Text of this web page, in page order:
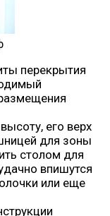
перекрытия
его верх
для зоны
столом для
впишутся
или еще